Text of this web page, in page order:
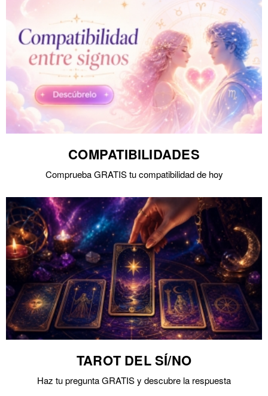
COMPATIBILIDADES
Comprueba GRATIS tu compatibilidad de hoy
TAROT DEL SÍ/NO
Haz tu pregunta GRATIS y descubre la respuesta